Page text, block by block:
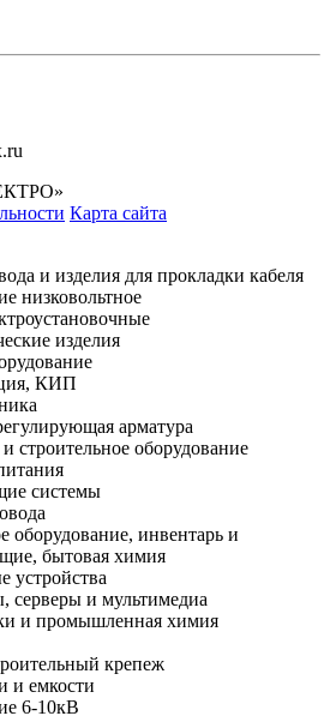
Карта сайта
и изделия для прокладки кабеля
низковольтное
изделия
КИП
арматура
строительное оборудование
системы
оборудование, инвентарь и
бытовая химия
устройства
серверы и мультимедиа
и промышленная химия
крепеж
и емкости
6-10кВ